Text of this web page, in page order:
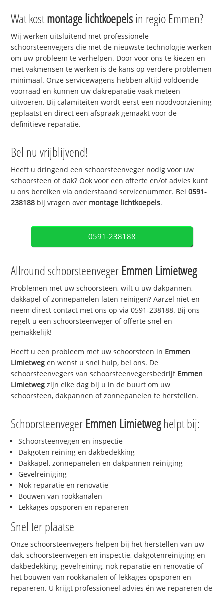
Wat kostmontage lichtkoepelsin regio Emmen?
Wij werken uitsluitend met professionele
schoorsteenvegers die met de nieuwste technologie werken
om uw probleem te verhelpen. Door voor ons te kiezen en
met vakmensen te werken is de kans op verdere problemen
minimaal. Onze servicewagens hebben altijd voldoende
voorraad en kunnen uw dakreparatie vaak meteen
uitvoeren. Bij calamiteiten wordt eerst een noodvoorziening
geplaatst en direct een afspraak gemaakt voor de
definitieve reparatie.
Bel nu vrijblijvend!
Heeft u dringend een schoorsteenveger nodig voor uw
schoorsteen of dak? Ook voor een offerte en/of advies kunt
u ons bereiken via onderstaand servicenummer. Bel0591-
238188 bij vragen over montage lichtkoepels.
0591-238188
Allround schoorsteenveger Emmen Limietweg
Problemen met uw schoorsteen, wilt u uw dakpannen,
dakkapel of zonnepanelen laten reinigen? Aarzel niet en
neem direct contact met ons op via 0591-238188. Bij ons
regelt u een schoorsteenveger of offerte snel en
gemakkelijk!
Heeft u een probleem met uw schoorsteen in Emmen
Limietweg en wenst u snel hulp, bel ons. De
schoorsteenvegers van schoorsteenvegersbedrijf Emmen
Limietweg zijn elke dag bij u in de buurt om uw
schoorsteen, dakpannen of zonnepanelen te herstellen.
Schoorsteenveger Emmen Limietweghelpt bij:
Schoorsteenvegen en inspectie
Dakgoten reining en dakbedekking
Dakkapel, zonnepanelen en dakpannen reiniging
Gevelreiniging
Nok reparatie en renovatie
Bouwen van rookkanalen
Lekkages opsporen en repareren
Snel ter plaatse
Onze schoorsteenvegers helpen bij het herstellen van uw
dak, schoorsteenvegen en inspectie, dakgotenreiniging en
dakbedekking, gevelreining, nok reparatie en renovatie of
het bouwen van rookkanalen of lekkages opsporen en
repareren. U krijgt professioneel advies én we repareren de